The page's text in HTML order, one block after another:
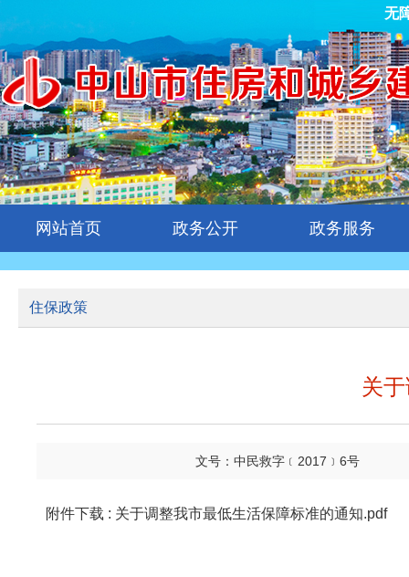
无
网站首页 政务公开 政务服务
住保政策
关
文号：中民救字﹝2017﹞6号
附件下载 : 关于调整我市最低生活保障标准的通知.pdf